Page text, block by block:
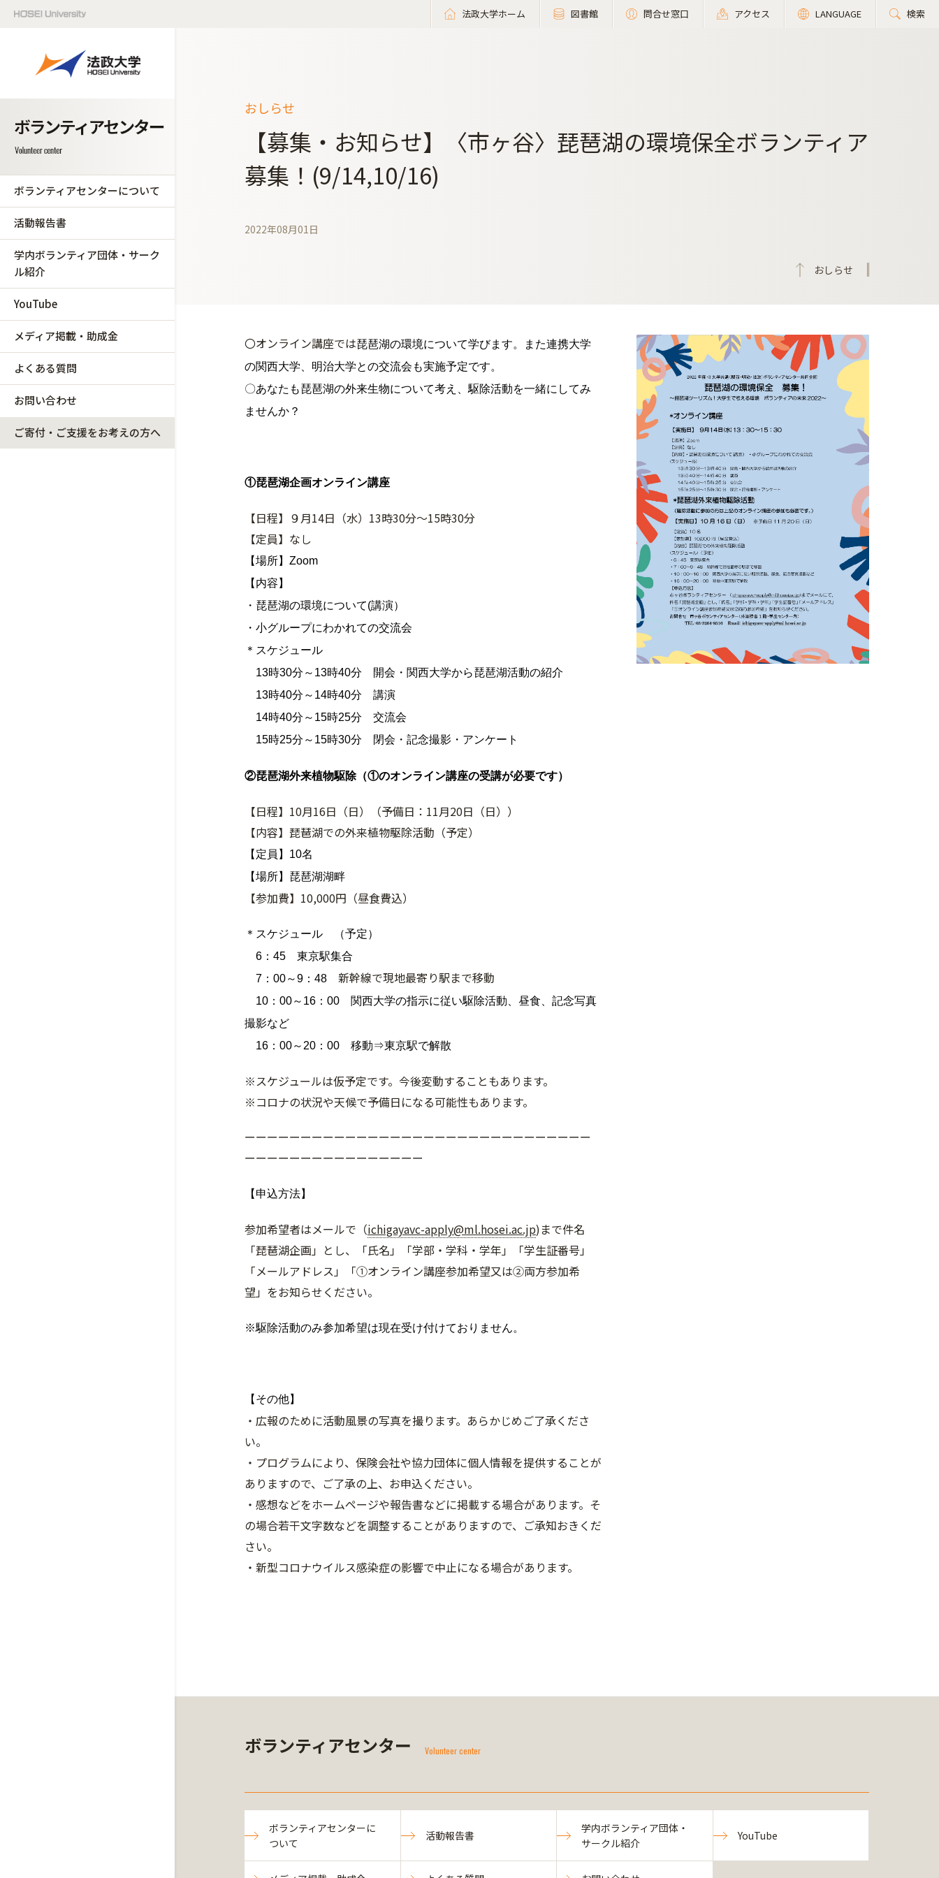
法政大学ホーム 図書館 問合せ窓口 アクセス LANGUAGE 検索
ボランティアセンターについて
活動報告書
学内ボランティア団体・サーク
ル紹介
YouTube
メディア掲載・助成金
よくある質問
お問い合わせ
ご寄付・ご支援をお考えの方へ
おしらせ
【募集・お知らせ】〈市ヶ谷〉琵琶湖の環境保全ボランティア
募集！(9/14,10/16)
2022年08月01日
おしらせ
〇オンライン講座では琵琶湖の環境について学びます。また連携大学
の関西大学、明治大学との交流会も実施予定です。
〇あなたも琵琶湖の外来生物について考え、駆除活動を一緒にしてみ
ませんか？
①琵琶湖企画オンライン講座
【日程】９月14日（水）13時30分～15時30分
【定員】なし
【場所】Zoom
【内容】
・琵琶湖の環境について(講演）
・小グループにわかれての交流会
＊スケジュール
13時30分～13時40分 開会・関西大学から琵琶湖活動の紹介
13時40分～14時40分 講演
14時40分～15時25分 交流会
15時25分～15時30分 閉会・記念撮影・アンケート
②琵琶湖外来植物駆除（①のオンライン講座の受講が必要です）
【日程】10月16日（日）（予備日：11月20日（日））
【内容】琵琶湖での外来植物駆除活動（予定）
【定員】10名
【場所】琵琶湖湖畔
【参加費】10,000円（昼食費込）
＊スケジュール （予定）
6：45 東京駅集合
7：00～9：48
新幹線で現地最寄り駅まで移動
10：00～16：00 関西大学の指示に従い駆除活動、昼食、記念写真
撮影など
16：00～20：00 移動⇒東京駅で解散
※スケジュールは仮予定です。今後変動することもあります。
※コロナの状況や天候で予備日になる可能性もあります。
ーーーーーーーーーーーーーーーーーーーーーーーーーーーーーーー
ーーーーーーーーーーーーーーーー
【申込方法】
参加希望者はメールで（ichigayavc-apply@ml.hosei.ac.jp)まで件名
「琵琶湖企画」とし、「氏名」「学部・学科・学年」「学生証番号」
「メールアドレス」「①オンライン講座参加希望又は②両方参加希
望」をお知らせください。
※駆除活動のみ参加希望は現在受け付けておりません。
【その他】
・広報のために活動風景の写真を撮ります。あらかじめご了承くださ
い。
・プログラムにより、保険会社や協力団体に個人情報を提供することが
ありますので、ご了承の上、お申込ください。
・感想などをホームページや報告書などに掲載する場合があります。そ
の場合若干文字数などを調整することがありますので、ご承知おきくだ
さい。
・新型コロナウイルス感染症の影響で中止になる場合があります。
ボランティアセンター Volunteer center
ボランティアセンターに
ついて
活動報告書
学内ボランティア団体・
サークル紹介
YouTube